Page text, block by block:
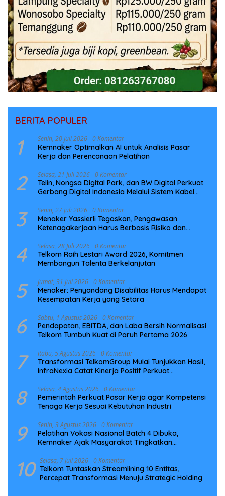
BERITA POPULER
1 Senin, 20 Juli 2026 0 Komentar
Kemnaker Optimalkan AI untuk Analisis Pasar
Kerja dan Perencanaan Pelatihan
2 Selasa, 21 Juli 2026 0 Komentar
Telin, Nongsa Digital Park, dan BW Digital Perkuat
Gerbang Digital Indonesia Melalui Sistem Kabel
3 Senin, 27 Juli 2026 0 Komentar
Menaker Yassierli Tegaskan, Pengawasan
Ketenagakerjaan Harus Berbasis Risiko dan
4 Selasa, 28 Juli 2026 0 Komentar
Telkom Raih Lestari Award 2026, Komitmen
Membangun Talenta Berkelanjutan
5 Jumat, 31 Juli 2026 0 Komentar
Menaker: Penyandang Disabilitas Harus Mendapat
Kesempatan Kerja yang Setara
6 Sabtu, 1 Agustus 2026 0 Komentar
Pendapatan, EBITDA, dan Laba Bersih Normalisasi
Telkom Tumbuh Kuat di Paruh Pertama 2026
7 Rabu, 5 Agustus 2026 0 Komentar
Transformasi TelkomGroup Mulai Tunjukkan Hasil,
InfraNexia Catat Kinerja Positif Perkuat
8 Selasa, 4 Agustus 2026 0 Komentar
Pemerintah Perkuat Pasar Kerja agar Kompetensi
Tenaga Kerja Sesuai Kebutuhan Industri
9 Senin, 3 Agustus 2026 0 Komentar
Pelatihan Vokasi Nasional Batch 4 Dibuka,
Kemnaker Ajak Masyarakat Tingkatkan
10 Selasa, 7 Juli 2026 0 Komentar
Telkom Tuntaskan Streamlining 10 Entitas,
Percepat Transformasi Menuju Strategic Holding